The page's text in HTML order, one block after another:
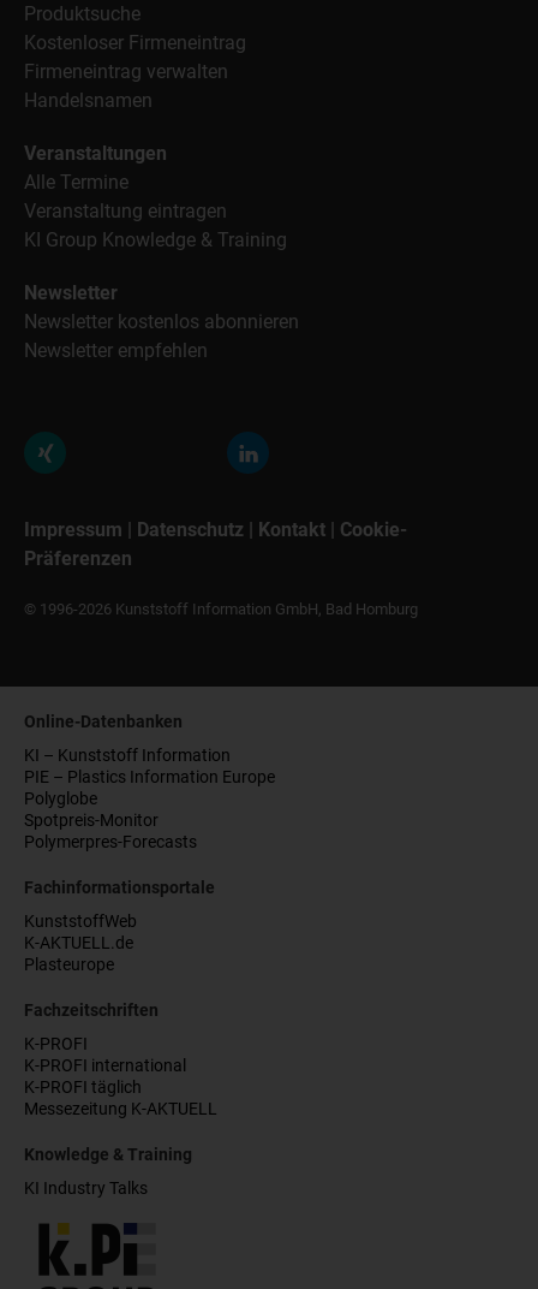
Produktsuche
Kostenloser Firmeneintrag
Firmeneintrag verwalten
Handelsnamen
Veranstaltungen
Alle Termine
Veranstaltung eintragen
KI Group Knowledge & Training
Newsletter
Newsletter kostenlos abonnieren
Newsletter empfehlen
Impressum | Datenschutz | Kontakt | Cookie-
Präferenzen
© 1996-2026 Kunststoff Information GmbH, Bad Homburg
Online-Datenbanken
KI – Kunststoff Information
PIE – Plastics Information Europe
Polyglobe
Spotpreis-Monitor
Polymerpres-Forecasts
Fachinformationsportale
KunststoffWeb
K-AKTUELL.de
Plasteurope
Fachzeitschriften
K-PROFI
K-PROFI international
K-PROFI täglich
Messezeitung K-AKTUELL
Knowledge & Training
KI Industry Talks